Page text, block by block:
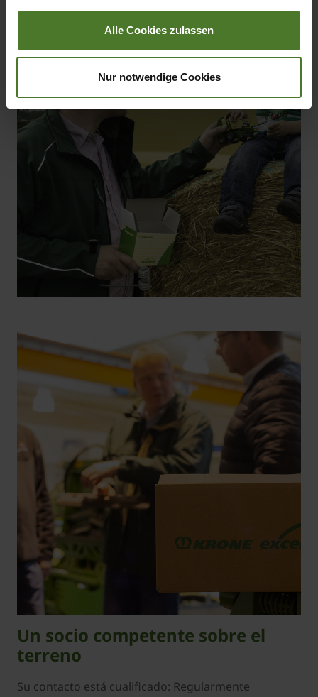
Alle Cookies zulassen
Nur notwendige Cookies
Un socio competente sobre el
terreno
Su contacto está cualificado: Regularmente